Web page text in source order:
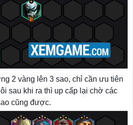
2 vàng lên 3 sao, chỉ cần ưu tiên
sau khi ra thì up cấp lại chờ các
cũng được.